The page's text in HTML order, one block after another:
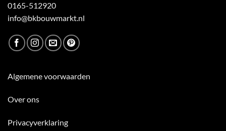
0165-512920
info@bkbouwmarkt.nl
Algemene voorwaarden
Over ons
Privacyverklaring